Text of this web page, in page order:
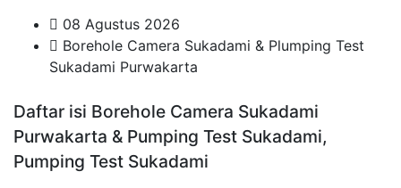
08 Agustus 2026
Borehole Camera Sukadami & Plumping Test
Sukadami Purwakarta
Daftar isi Borehole Camera Sukadami
Purwakarta & Pumping Test Sukadami,
Pumping Test Sukadami